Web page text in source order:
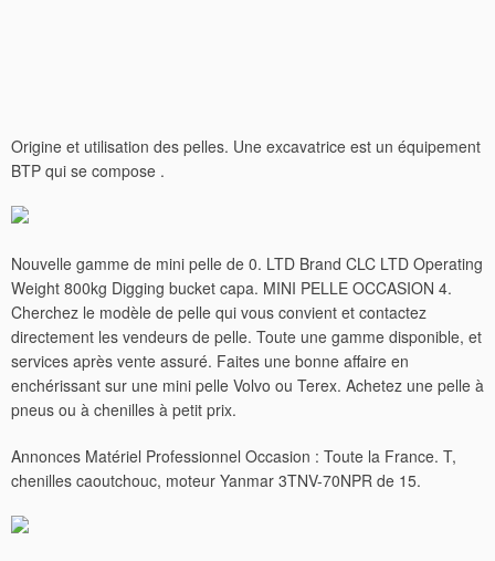
Origine et utilisation des pelles. Une excavatrice est un équipement
BTP qui se compose .
Nouvelle gamme de mini pelle de 0. LTD Brand CLC LTD Operating
Weight 800kg Digging bucket capa. MINI PELLE OCCASION 4.
Cherchez le modèle de pelle qui vous convient et contactez
directement les vendeurs de pelle. Toute une gamme disponible, et
services après vente assuré. Faites une bonne affaire en
enchérissant sur une mini pelle Volvo ou Terex. Achetez une pelle à
pneus ou à chenilles à petit prix.
Annonces Matériel Professionnel Occasion : Toute la France. T,
chenilles caoutchouc, moteur Yanmar 3TNV-70NPR de 15.